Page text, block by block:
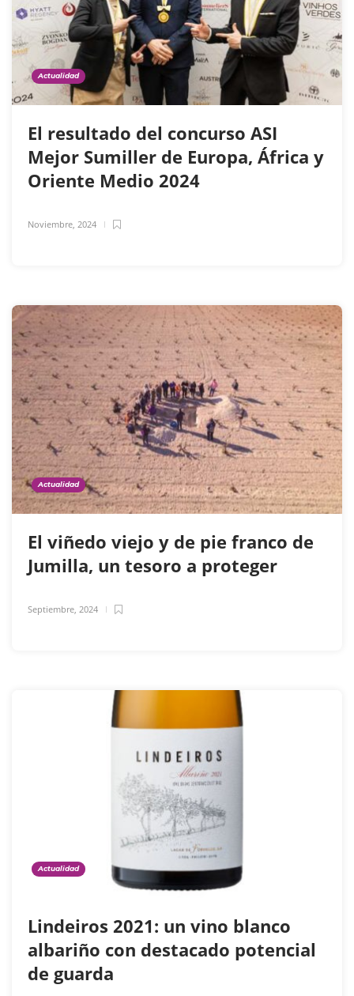
Actualidad
El resultado del concurso ASI
Mejor Sumiller de Europa, África y
Oriente Medio 2024
Noviembre, 2024
Actualidad
El viñedo viejo y de pie franco de
Jumilla, un tesoro a proteger
Septiembre, 2024
Actualidad
Lindeiros 2021: un vino blanco
albariño con destacado potencial
de guarda